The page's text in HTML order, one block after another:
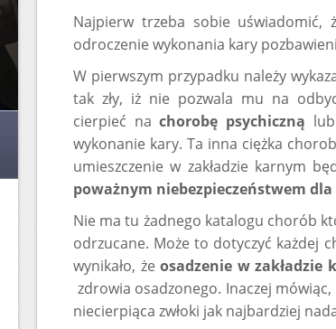
Najpierw trzeba sobie uświadomić,
odroczenie wykonania kary
W pierwszym przypadku należy
tak zły, iż nie pozwala mu na
cierpieć nachorobę psychiczną lub
wykonanie kary. Ta inna ciężka
umieszczenie w zakładzie karnym
poważnym niebezpieczeństwem
Nie ma tu żadnego katalogu chorób
odrzucane. Może to dotyczyć każdej
wynikało, że osadzenie w zakładzie
zdrowia osadzonego. Inaczej
niecierpiąca zwłoki jak najbardziej